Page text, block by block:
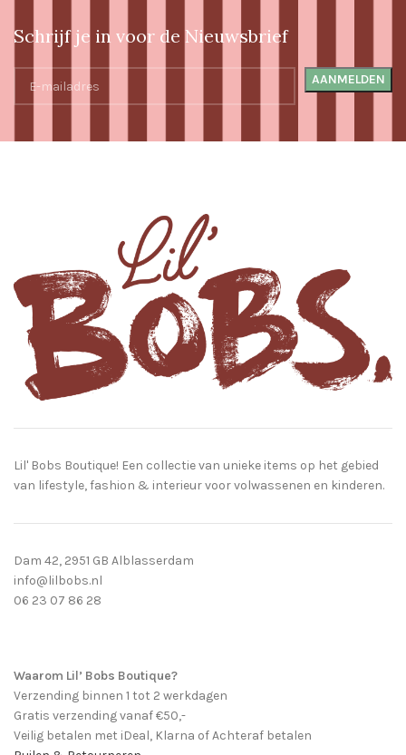
Schrijf je in voor de Nieuwsbrief
Lil' Bobs Boutique! Een collectie van unieke items op het gebied
van lifestyle, fashion & interieur voor volwassenen en kinderen.
Dam 42, 2951 GB Alblasserdam
info@lilbobs.nl
06 23 07 86 28
Waarom Lil’ Bobs Boutique?
Verzending binnen 1 tot 2 werkdagen
Gratis verzending vanaf €50,-
Veilig betalen met iDeal, Klarna of Achteraf betalen